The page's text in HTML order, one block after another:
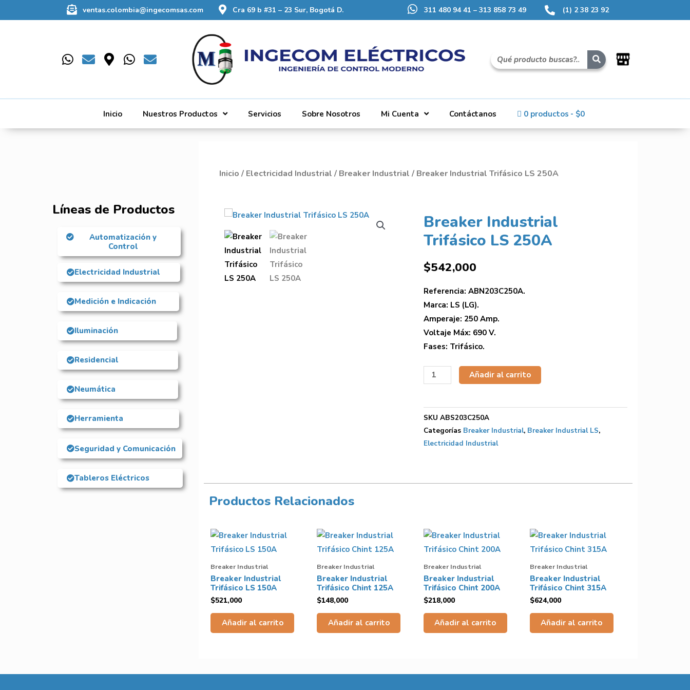
ventas.colombia@ingecomsas.com Cra 69 b #31 – 23 Sur, Bogotá D. 311 480 94 41 – 313 858 73 49 (1) 2 38 23 92
Inicio Nuestros Productos Servicios Sobre Nosotros Mi Cuenta Contáctanos 0 productos $0
Inicio / Electricidad Industrial / Breaker Industrial / Breaker Industrial Trifásico LS 250A
Líneas de Productos
Automatización y
Control
Electricidad Industrial
Medición e Indicación
Iluminación
Residencial
Neumática
Herramienta
Seguridad y Comunicación
Tableros Eléctricos
Breaker Industrial
Trifásico LS 250A
$542,000
Referencia: ABN203C250A.
Marca: LS (LG).
Amperaje: 250 Amp.
Voltaje Máx: 690 V.
Fases: Trifásico.
Añadir al carrito
SKU ABS203C250A
Categorías Breaker Industrial, Breaker Industrial LS,
Electricidad Industrial
Productos Relacionados
Breaker Industrial
Breaker Industrial
Trifásico LS 150A
$521,000
Añadir al carrito
Breaker Industrial
Breaker Industrial
Trifásico Chint 125A
$148,000
Añadir al carrito
Breaker Industrial
Breaker Industrial
Trifásico Chint 200A
$218,000
Añadir al carrito
Breaker Industrial
Breaker Industrial
Trifásico Chint 315A
$624,000
Añadir al carrito